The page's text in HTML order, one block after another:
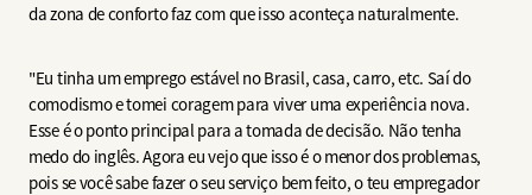
da zona de conforto faz com que isso aconteça naturalmente.
"Eu tinha um emprego estável no Brasil, casa, carro, etc. Saí do
comodismo e tomei coragem para viver uma experiência nova.
Esse é o ponto principal para a tomada de decisão. Não tenha
medo do inglês. Agora eu vejo que isso é o menor dos problemas,
pois se você sabe fazer o seu serviço bem feito, o teu empregador